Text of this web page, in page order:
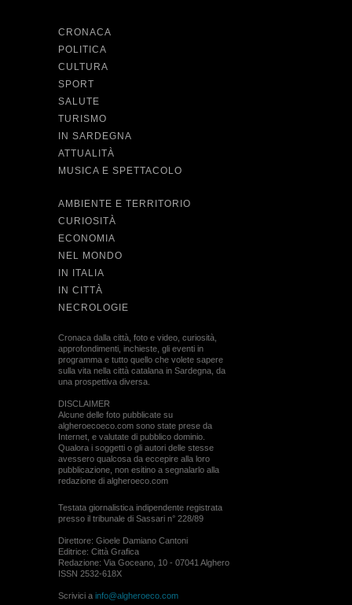
CRONACA
POLITICA
CULTURA
SPORT
SALUTE
TURISMO
IN SARDEGNA
ATTUALITÀ
MUSICA E SPETTACOLO
AMBIENTE E TERRITORIO
CURIOSITÀ
ECONOMIA
NEL MONDO
IN ITALIA
IN CITTÀ
NECROLOGIE
Cronaca dalla città, foto e video, curiosità,
approfondimenti, inchieste, gli eventi in
programma e tutto quello che volete sapere
sulla vita nella città catalana in Sardegna, da
una prospettiva diversa.
DISCLAIMER
Alcune delle foto pubblicate su
algheroecoeco.com sono state prese da
Internet, e valutate di pubblico dominio.
Qualora i soggetti o gli autori delle stesse
avessero qualcosa da eccepire alla loro
pubblicazione, non esitino a segnalarlo alla
redazione di algheroeco.com
Testata giornalistica indipendente registrata
presso il tribunale di Sassari n° 228/89
Direttore: Gioele Damiano Cantoni
Editrice: Città Grafica
Redazione: Via Goceano, 10 - 07041 Alghero
ISSN 2532-618X
Scrivici a info@algheroeco.com